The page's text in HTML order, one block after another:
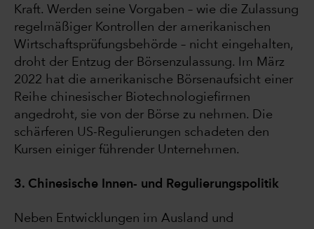
Kraft. Werden seine Vorgaben – wie die Zulassung
regelmäßiger Kontrollen der amerikanischen
Wirtschaftsprüfungsbehörde – nicht eingehalten,
droht der Entzug der Börsenzulassung. Im März
2022 hat die amerikanische Börsenaufsicht einer
Reihe chinesischer Biotechnologiefirmen
angedroht, sie von der Börse zu nehmen. Die
schärferen US-Regulierungen schadeten den
Kursen einiger führender Unternehmen.
3. Chinesische Innen- und Regulierungspolitik
Neben Entwicklungen im Ausland und